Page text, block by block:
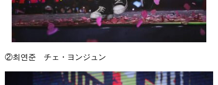
②최연준 チェ・ヨンジュン